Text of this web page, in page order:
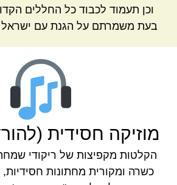
וכן תעמוד לכבוד כל החללים
בעת משמרתם על הגנת עם ישראל
מוזיקה חסידית
הקלטות מקפיצות של ריקודי שמחה
כשרה ומקורית מחתונות